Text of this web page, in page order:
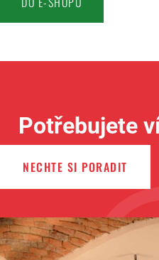
Potřebujete
NECHTE SI PORADIT